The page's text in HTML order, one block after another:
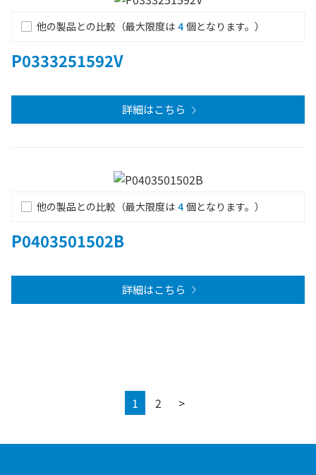
他の製品との比較（最大限度は 4 個となります。）
P0333251592V
詳細はこちら
他の製品との比較（最大限度は 4 個となります。）
P0403501502B
詳細はこちら
1 2 >Next